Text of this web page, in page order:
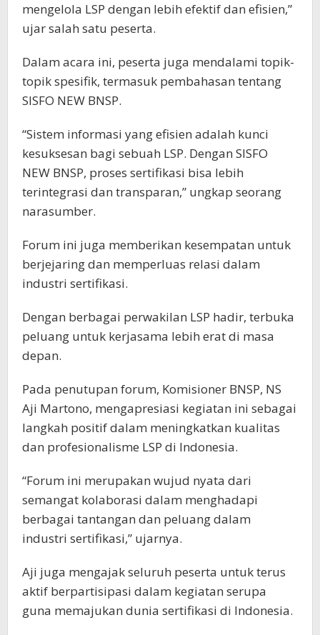
mengelola LSP dengan lebih efektif dan efisien,”
ujar salah satu peserta.
Dalam acara ini, peserta juga mendalami topik-
topik spesifik, termasuk pembahasan tentang
SISFO NEW BNSP.
“Sistem informasi yang efisien adalah kunci
kesuksesan bagi sebuah LSP. Dengan SISFO
NEW BNSP, proses sertifikasi bisa lebih
terintegrasi dan transparan,” ungkap seorang
narasumber.
Forum ini juga memberikan kesempatan untuk
berjejaring dan memperluas relasi dalam
industri sertifikasi.
Dengan berbagai perwakilan LSP hadir, terbuka
peluang untuk kerjasama lebih erat di masa
depan.
Pada penutupan forum, Komisioner BNSP, NS
Aji Martono, mengapresiasi kegiatan ini sebagai
langkah positif dalam meningkatkan kualitas
dan profesionalisme LSP di Indonesia.
“Forum ini merupakan wujud nyata dari
semangat kolaborasi dalam menghadapi
berbagai tantangan dan peluang dalam
industri sertifikasi,” ujarnya.
Aji juga mengajak seluruh peserta untuk terus
aktif berpartisipasi dalam kegiatan serupa
guna memajukan dunia sertifikasi di Indonesia.